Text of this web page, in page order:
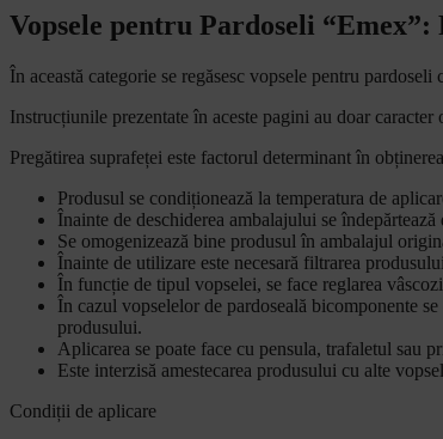
Vopsele pentru Pardoseli “Emex”:
În această categorie se regăsesc vopsele pentru pardoseli
Instrucțiunile prezentate în aceste pagini au doar
Pregătirea suprafeței este factorul determinant în
Produsul se condiționează la temperatura de
Înainte de deschiderea ambalajului se
Se omogenizează bine produsul în ambalajul
Înainte de utilizare este necesară filtrarea
În funcție de tipul vopselei, se face reglarea
În cazul vopselelor de pardoseală bicomponente
produsului.
Aplicarea se poate face cu pensula, trafaletul sau
Este interzisă amestecarea produsului cu alte
Condiții de aplicare